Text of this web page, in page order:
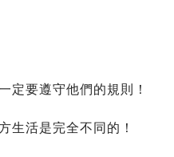
定要遵守他們的規則！
生活是完全不同的！